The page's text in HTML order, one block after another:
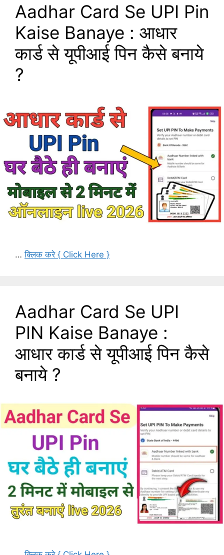
Aadhar Card Se UPI Pin
Kaise Banaye : आधार
कार्ड से यूपीआई पिन कैसे बनाये
?
…क्लिक करे { Click Here }
Aadhar Card Se UPI
PIN Kaise Banaye :
आधार कार्ड से यूपीआई पिन कैसे
बनाये ?